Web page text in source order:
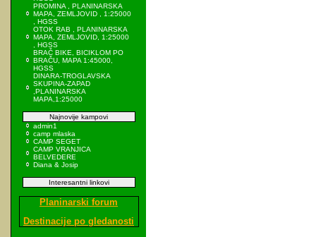
PROMINA , PLANINARSKA
MAPA, ZEMLJOVID , 1:25000
, HGSS
OTOK RAB , PLANINARSKA
MAPA, ZEMLJOVID, 1:25000
, HGSS
BRAČ BIKE, BICIKLOM PO
BRAČU, MAPA 1:45000,
HGSS
DINARA-TROGLAVSKA
SKUPINA-ZAPAD
,PLANINARSKA
MAPA,1:25000
Najnovije kampovi
admin1
camp mlaska
CAMP SEGET
CAMP VRANJICA
BELVEDERE
Diana & Josip
Interesantni linkovi
Planinarski forum
Destinacije po gledanosti